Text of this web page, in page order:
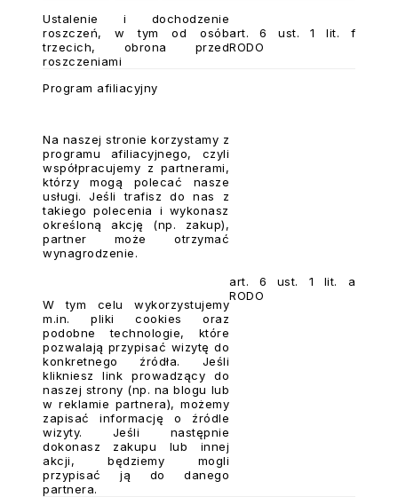
Ustalenie i dochodzenie
roszczeń, w tym od osób
trzecich, obrona przed
roszczeniami
art. 6 ust. 1 lit. f
RODO
Program afiliacyjny
Na naszej stronie korzystamy z
programu afiliacyjnego, czyli
współpracujemy z partnerami,
którzy mogą polecać nasze
usługi. Jeśli trafisz do nas z
takiego polecenia i wykonasz
określoną akcję (np. zakup),
partner może otrzymać
wynagrodzenie.
W tym celu wykorzystujemy
m.in. pliki cookies oraz
podobne technologie, które
pozwalają przypisać wizytę do
konkretnego źródła. Jeśli
klikniesz link prowadzący do
naszej strony (np. na blogu lub
w reklamie partnera), możemy
zapisać informację o źródle
wizyty. Jeśli następnie
dokonasz zakupu lub innej
akcji, będziemy mogli
przypisać ją do danego
partnera.
art. 6 ust. 1 lit. a
RODO